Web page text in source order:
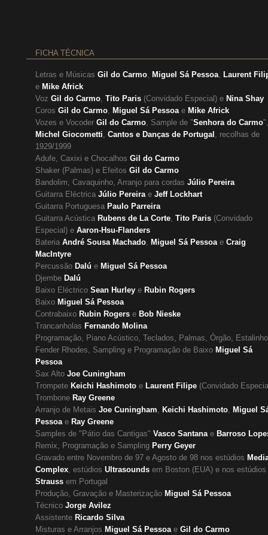
FICHA TÉCNICA
Letras e Músicas Gil do Carmo, Miguel Sá Pessoa, Laurent
e Mike Africk
Voz Gil do Carmo, Tito Paris(Convidado Especial) e Nina Shay
Coros Gil do Carmo, Miguel Sá Pessoae Mike Africk
Vozes e Vocoder Gil do Carmo, Sample de "Senhora do Carmo",
Michel Giocometti, Cantos e Danças de Portugal , recolhas de
1929/1999
Adufe, Caxixi e Chocalhos Gil do Carmo
Shaker (Palmas) e Efeitos Gil do Carmo
Bandolim, Cavaquinho, Arranjo para cordas Júlio Pereira
Guitarra Eléctrica Júlio Pereirae Jeff Lockhart
Guitarra Portuguesa Paulo Parreira
Guitarra Acústica Rubens de La Corte, Tito Paris(Convidado
Especial) e Aaron-Hsu-Flanders
Bateria André Sousa Machado, Miguel Sá Pessoae Craig
MacIntyre
Percussão Dalú e Miguel Sá Pessoa
Djembe Dalú
Baixo Eléctrico Sean Hurleye Rubin Rogers
Baixo Miguel Sá Pessoa
Contrabaixo Rubin Rogerse Bob Nieske
Trancanholas Fernando Molina
Programação, Piano Acústico, Teclados, Palmas, Órgão,
Fender Rhodes, Sampling e Programação de Baixo Miguel Sá
Pessoa
Sax Alto Joe Cuningham
Trompete Keichi Hashimotoe Laurent Filipe(Convidado
Trombone Ray Greene
Arranjo de Metais Joe Cuningham, Keichi Hashimoto, Miguel
Pessoae Ray Greene
Samples de "Pátio das Cantigas" Vasco Santanae Barroso
Remix, Programação e Sampling Perry Geyer
Gravado entre Novembro de 97 e Agosto de 98 nos estúdios
Complex, estúdios Ultrasoundsem Boston (EUA) e nos estúdios
Straussem Portugal
Produção, Gravação e Masterização Miguel Sá Pessoa
Técnico Jorge Avilez
Assistente Ricardo Silva
Misturas e Arranjos Miguel Sá Pessoae Gil do Carmo